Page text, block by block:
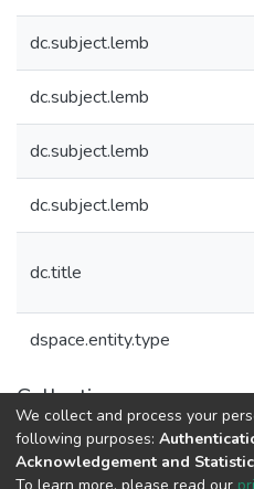
dc.subject.lemb
dc.subject.lemb
dc.subject.lemb
dc.subject.lemb
dc.title
dspace.entity.type
Collections
1.1.2. Informes Finales
We collect and process your
following purposes:
Acknowledgement and